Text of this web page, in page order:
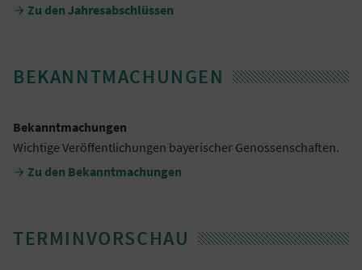
 Zu den Jahresabschlüssen
BEKANNTMACHUNGEN
Bekanntmachungen
Wichtige Veröffentlichungen bayerischer Genossenschaften.
 Zu den Bekanntmachungen
TERMINVORSCHAU